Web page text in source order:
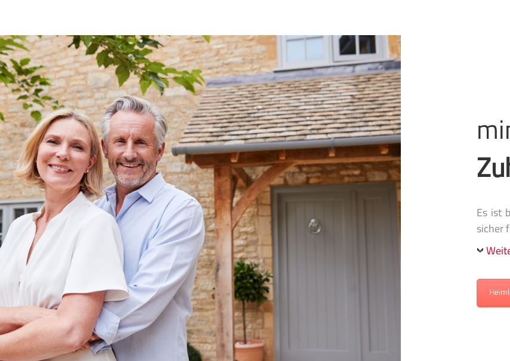
Es ist
sicher